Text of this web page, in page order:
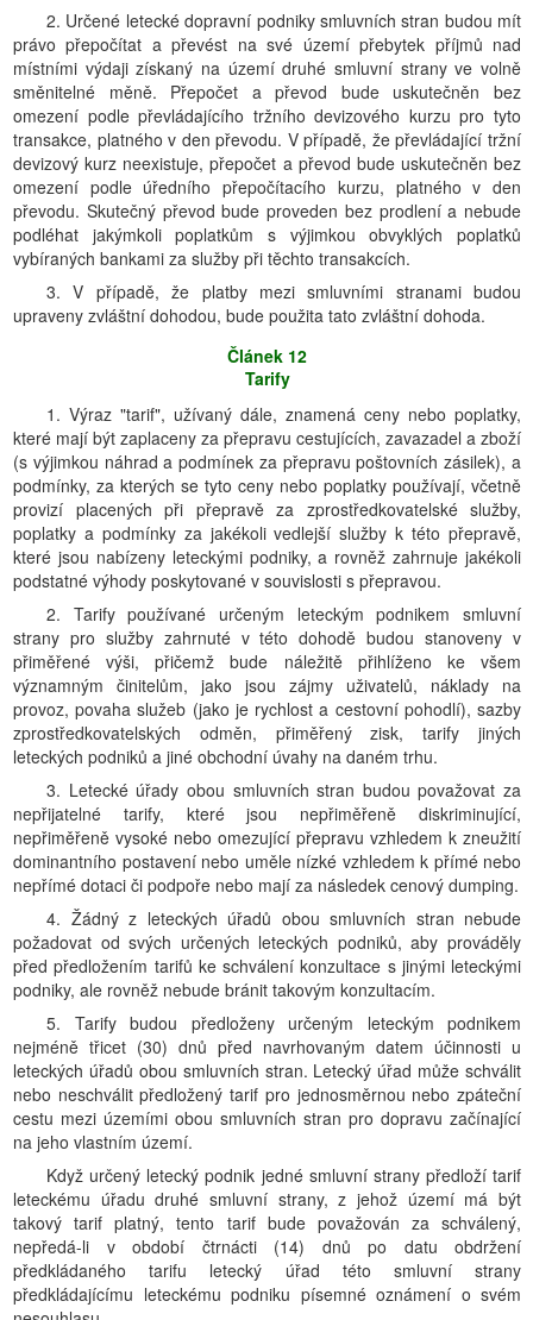
2. Určené letecké dopravní podniky smluvních stran budou mít
právo přepočítat a převést na své území přebytek příjmů nad
místními výdaji získaný na území druhé smluvní strany ve volně
směnitelné měně. Přepočet a převod bude uskutečněn bez
omezení podle převládajícího tržního devizového kurzu pro tyto
transakce, platného v den převodu. V případě, že převládající tržní
devizový kurz neexistuje, přepočet a převod bude uskutečněn bez
omezení podle úředního přepočítacího kurzu, platného v den
převodu. Skutečný převod bude proveden bez prodlení a nebude
podléhat jakýmkoli poplatkům s výjimkou obvyklých poplatků
vybíraných bankami za služby při těchto transakcích.
3. V případě, že platby mezi smluvními stranami budou
upraveny zvláštní dohodou, bude použita tato zvláštní dohoda.
Článek 12
Tarify
1. Výraz "tarif", užívaný dále, znamená ceny nebo poplatky,
které mají být zaplaceny za přepravu cestujících, zavazadel a zboží
(s výjimkou náhrad a podmínek za přepravu poštovních zásilek), a
podmínky, za kterých se tyto ceny nebo poplatky používají, včetně
provizí placených při přepravě za zprostředkovatelské služby,
poplatky a podmínky za jakékoli vedlejší služby k této přepravě,
které jsou nabízeny leteckými podniky, a rovněž zahrnuje jakékoli
podstatné výhody poskytované v souvislosti s přepravou.
2. Tarify používané určeným leteckým podnikem smluvní
strany pro služby zahrnuté v této dohodě budou stanoveny v
přiměřené výši, přičemž bude náležitě přihlíženo ke všem
významným činitelům, jako jsou zájmy uživatelů, náklady na
provoz, povaha služeb (jako je rychlost a cestovní pohodlí), sazby
zprostředkovatelských odměn, přiměřený zisk, tarify jiných
leteckých podniků a jiné obchodní úvahy na daném trhu.
3. Letecké úřady obou smluvních stran budou považovat za
nepřijatelné tarify, které jsou nepřiměřeně diskriminující,
nepřiměřeně vysoké nebo omezující přepravu vzhledem k zneužití
dominantního postavení nebo uměle nízké vzhledem k přímé nebo
nepřímé dotaci či podpoře nebo mají za následek cenový dumping.
4. Žádný z leteckých úřadů obou smluvních stran nebude
požadovat od svých určených leteckých podniků, aby prováděly
před předložením tarifů ke schválení konzultace s jinými leteckými
podniky, ale rovněž nebude bránit takovým konzultacím.
5. Tarify budou předloženy určeným leteckým podnikem
nejméně třicet (30) dnů před navrhovaným datem účinnosti u
leteckých úřadů obou smluvních stran. Letecký úřad může schválit
nebo neschválit předložený tarif pro jednosměrnou nebo zpáteční
cestu mezi územími obou smluvních stran pro dopravu začínající
na jeho vlastním území.
Když určený letecký podnik jedné smluvní strany předloží tarif
leteckému úřadu druhé smluvní strany, z jehož území má být
takový tarif platný, tento tarif bude považován za schválený,
nepředá-li v období čtrnácti (14) dnů po datu obdržení
předkládaného tarifu letecký úřad této smluvní strany
předkládajícímu leteckému podniku písemné oznámení o svém